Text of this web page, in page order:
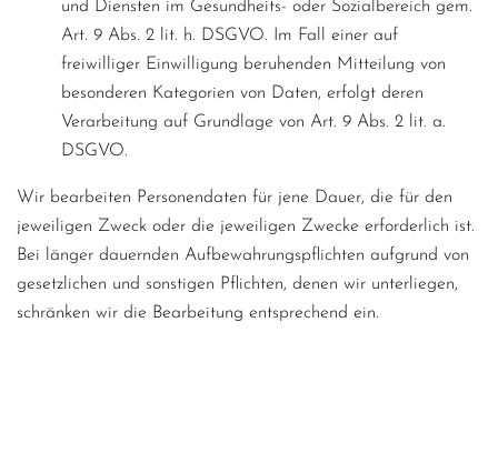
und Diensten im Gesundheits- oder Sozialbereich gem.
Art. 9 Abs. 2 lit. h. DSGVO. Im Fall einer auf
freiwilliger Einwilligung beruhenden Mitteilung von
besonderen Kategorien von Daten, erfolgt deren
Verarbeitung auf Grundlage von Art. 9 Abs. 2 lit. a.
DSGVO.
Wir bearbeiten Personendaten für jene Dauer, die für den
jeweiligen Zweck oder die jeweiligen Zwecke erforderlich ist.
Bei länger dauernden Aufbewahrungspflichten aufgrund von
gesetzlichen und sonstigen Pflichten, denen wir unterliegen,
schränken wir die Bearbeitung entsprechend ein.